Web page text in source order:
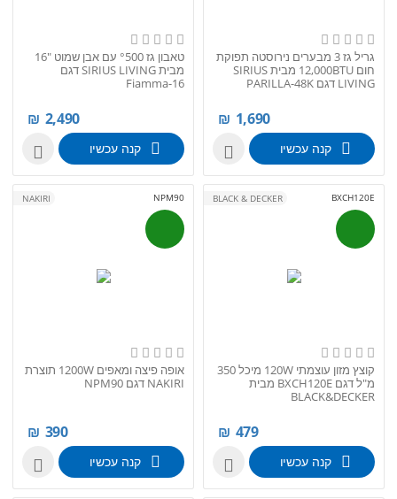
גריל גז 3 מבערים נירוסטה תפוקת
חום 12,000BTU מבית SIRIUS
LIVING דגם PARILLA-48K
1,690
₪
קנה עכשיו 
טאבון גז °500 עם אבן שמוט "16
מבית SIRIUS LIVING דגם
Fiamma-16
2,490
₪
קנה עכשיו 
BXCH120E
BLACK & DECKER
קוצץ מזון עוצמתי 120W מיכל 350
מ"ל דגם BXCH120E מבית
BLACK&DECKER
479
₪
קנה עכשיו 
NPM90
NAKIRI
אופה פיצה ומאפים 1200W תוצרת
NAKIRI דגם NPM90
390
₪
קנה עכשיו 